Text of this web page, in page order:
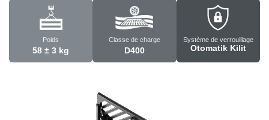
Poids
58 ± 3 kg
Classe de charge
D400
Système de verrouillage
Otomatik Kilit